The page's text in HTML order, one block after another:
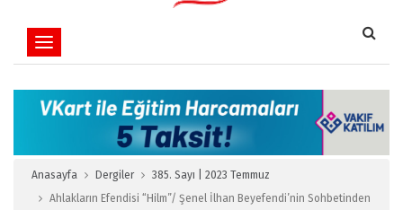
Toggle navigation
Anasayfa Dergiler
385. Sayı | 2023 Temmuz
Ahlakların Efendisi “Hilm”/ Şenel İlhan Beyefendi’nin Sohbetinden